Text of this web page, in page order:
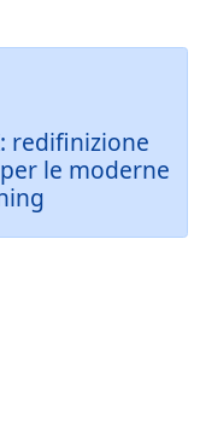
redifinizione
le moderne